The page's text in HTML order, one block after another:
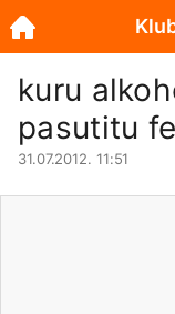
kuru
pasutitu
31.07.2012. 11:51